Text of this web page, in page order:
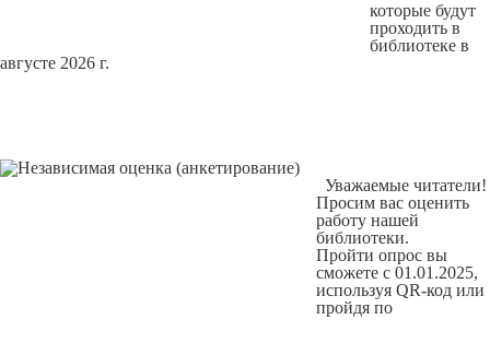
которые будут
проходить в
библиотеке в
августе 2026 г.
Уважаемые читатели!
Просим вас оценить
работу нашей
библиотеки.
Пройти опрос вы
сможете с 01.01.2025,
используя QR-код или
пройдя по